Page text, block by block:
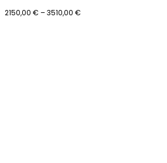
2150,00 € –3510,00 €